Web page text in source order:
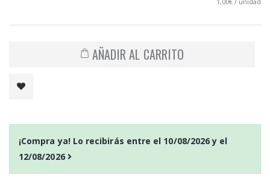
AÑADIR AL CARRITO
¡Compra ya! Lo recibirás entre el 10/08/2026y el
12/08/2026